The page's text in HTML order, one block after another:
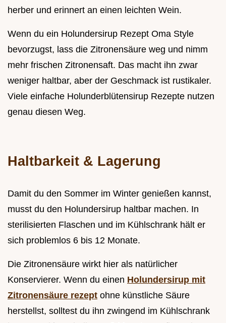
herber und erinnert an einen leichten Wein.
Wenn du ein Holundersirup Rezept Oma Style
bevorzugst, lass die Zitronensäure weg und nimm
mehr frischen Zitronensaft. Das macht ihn zwar
weniger haltbar, aber der Geschmack ist rustikaler.
Viele einfache Holunderblütensirup Rezepte nutzen
genau diesen Weg.
Haltbarkeit & Lagerung
Damit du den Sommer im Winter genießen kannst,
musst du den Holundersirup haltbar machen. In
sterilisierten Flaschen und im Kühlschrank hält er
sich problemlos 6 bis 12 Monate.
Die Zitronensäure wirkt hier als natürlicher
Konservierer. Wenn du einen Holundersirup mit
Zitronensäure rezept ohne künstliche Säure
herstellst, solltest du ihn zwingend im Kühlschrank